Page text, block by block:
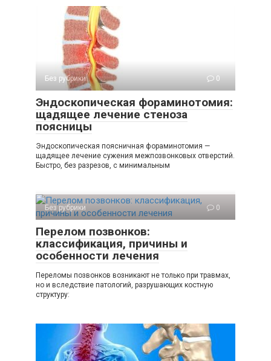
Без рубрики 0
Эндоскопическая фораминотомия:
щадящее лечение стеноза
поясницы
Эндоскопическая поясничная фораминотомия —
щадящее лечение сужения межпозвонковых отверстий.
Быстро, без разрезов, с минимальным
Без рубрики 0
Перелом позвонков:
классификация, причины и
особенности лечения
Переломы позвонков возникают не только при травмах,
но и вследствие патологий, разрушающих костную
структуру: